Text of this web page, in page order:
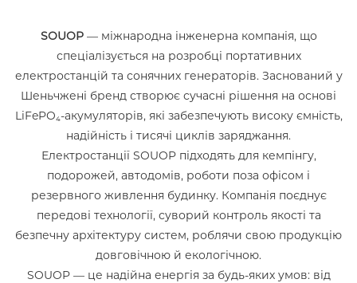
SOUOP— міжнародна інженерна компанія, що
спеціалізується на розробці портативних
електростанцій та сонячних генераторів. Заснований у
Шеньчжені бренд створює сучасні рішення на основі
LiFePO₄-акумуляторів, які забезпечують високу ємність,
надійність і тисячі циклів заряджання.
Електростанції SOUOP підходять для кемпінгу,
подорожей, автодомів, роботи поза офісом і
резервного живлення будинку. Компанія поєднує
передові технології, суворий контроль якості та
безпечну архітектуру систем, роблячи свою продукцію
довговічною й екологічною.
SOUOP — це надійна енергія за будь-яких умов: від